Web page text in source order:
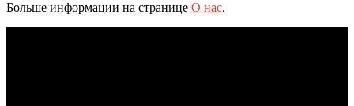
Больше информации на странице О нас.